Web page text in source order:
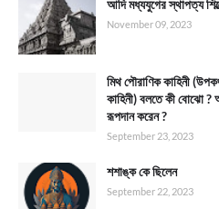
আদি মধ্যযুগের স্থাপত্য
November 09, 2023
মিথ পৌরাণিক কাহিনী
কাহিনী) বলতে কী বোঝো ?
রূপদান করেন ?
September 23, 2023
শশাঙ্ক কে ছিলেন
September 22, 2023